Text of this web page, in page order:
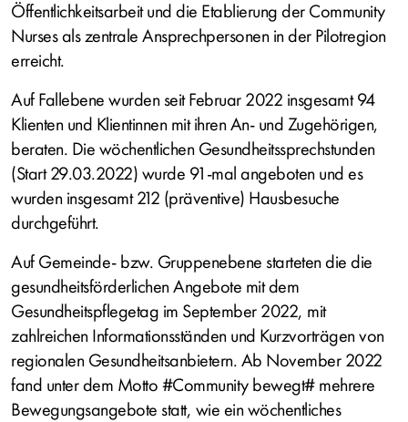
Öffentlichkeitsarbeit und die Etablierung der Community
Nurses als zentrale Ansprechpersonen in der Pilotregion
erreicht.
Auf Fallebene wurden seit Februar 2022 insgesamt 94
Klienten und Klientinnen mit ihren An- und Zugehörigen,
beraten. Die wöchentlichen Gesundheitssprechstunden
(Start 29.03.2022) wurde 91-mal angeboten und es
wurden insgesamt 212 (präventive) Hausbesuche
durchgeführt.
Auf Gemeinde- bzw. Gruppenebene starteten die die
gesundheitsförderlichen Angebote mit dem
Gesundheitspflegetag im September 2022, mit
zahlreichen Informationsständen und Kurzvorträgen von
regionalen Gesundheitsanbietern. Ab November 2022
fand unter dem Motto #Community bewegt# mehrere
Bewegungsangebote statt, wie ein wöchentliches